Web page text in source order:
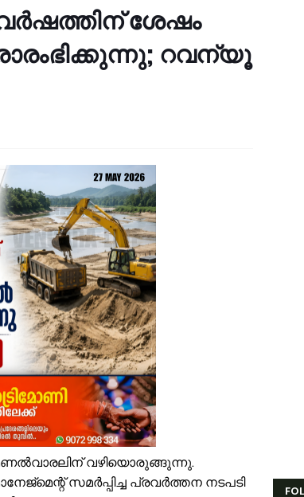
രൂക്ഷം; ദുരിതബാധിതർക്ക് ആശ്വാസവുമായി
തിരൂരങ്ങാടി നഗരസഭയിൽ പ്ലസ് ടൂ പൂർത്തിയാക്കിയ
അഭിമാനമായി ഹിപ്നോട്ടിസ്റ്റ് മുഹമ്മദ് റിയാസ്; വേൾഡ്
വൃത്തിയാക്കുന്നതിനിടെ കെട്ടിടത്തിന്റെ മുകളിൽ നിന്ന് വീണു
പാണക്കാട് മണ്ണിടിച്ചിൽ ഉണ്ടായ സ്ഥലം സന്ദർശിച്ചു
മെഗാ ക്വിസ് -മലപ്പുറം ഈസ്റ്റ് സോൺ മത്സരം സമാപിച്ചു
മൂന്നിയൂർ സ്വദേശി മരണപ്പെട്ടു
റേഷൻ വിതരണം തിങ്കളാഴ്ച മുതൽ; കാർഡുകൾക്കുള്ള
സ്പെഷ്യൽ റിക്രൂട്ട്മെന്റ് നടത്തണം: ഒ.ബി.സി,
അവിശ്വാസ പ്രമേയ നീക്കവുമായി യുവേഫ;
മെഗാ ഉറുദു ക്വിസ് മത്സരം സമാപിച്ചു
ഹയർ സെക്കന്ററി സ്കൂളിന് പ്രത്യേക പാക്കേജ്
പൗരസമിതി ഫുട്ബോൾ പ്രവചന മത്സരം: വിജയിക്ക് മന്ത്രി
അനുസ്മരിച്ച് പി.കെ. കുഞ്ഞാലിക്കുട്ടി
വ്യവസായി ഏകോപന സമിതിയുടെ നേതൃത്വത്തിൽ
ശേഷം
റവന്യൂ
വഴിയൊരുങ്ങുന്നു.
സമര്‍പ്പിച്ച പ്രവര്‍ത്തന നടപടി